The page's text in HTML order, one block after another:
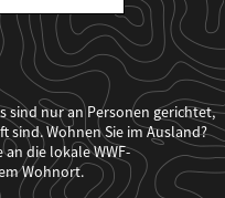
sind nur an Personen gerichtet,
sind. Wohnen Sie im Ausland?
die lokale WWF-
Wohnort.